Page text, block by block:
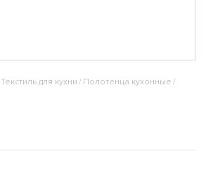
Текстиль для кухни / Полотенца кухонные /